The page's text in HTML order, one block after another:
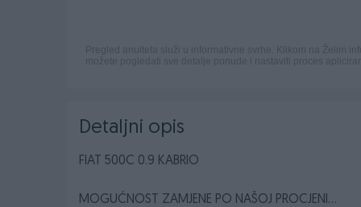
Detaljni opis
FIAT 500C 0.9 KABRIO
MOGUĆNOST ZAMJENE PO NAŠOJ PROCJENI...